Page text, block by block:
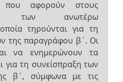
που αφορούν στους
των ανωτέρω
τηρούνται για τη
της παραγράφου β΄. Οι
να ενημερώνουν τα
για τη συνείσπραξη των
β΄, σύμφωνα με τις